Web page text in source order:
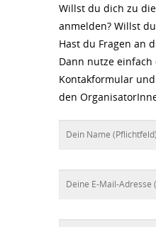
Willst du dich zu
anmelden? Willst
Hast du Fragen an
Dann nutze einfach
Kontakformular
den